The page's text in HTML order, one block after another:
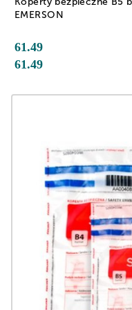
EMERSON
61.49
61.49